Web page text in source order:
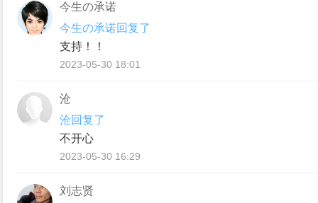
今生の承诺
今生の承诺回复了
支持！！
2023-05-30 18:01
沧
沧回复了
不开心
2023-05-30 16:29
刘志贤